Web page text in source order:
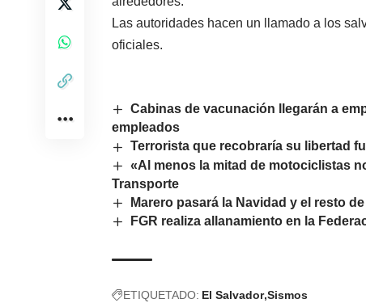
Las autoridades hacen un llamado a los
oficiales.
Cabinas de vacunación llegarán a
empleados
Terrorista que recobraría su libertad
«Al menos la mitad de motociclistas
Transporte
Marero pasará la Navidad y el resto
FGR realiza allanamiento en la
ETIQUETADO: El Salvador Sismos